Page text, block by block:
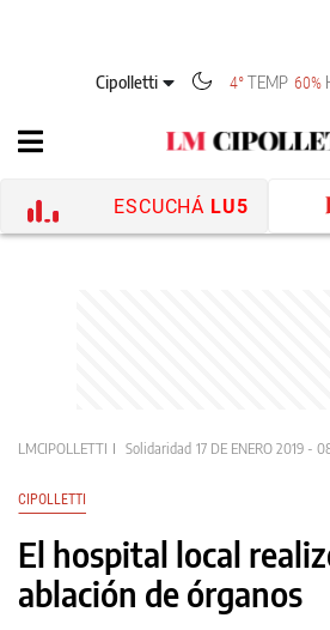
Cipolletti 4° TEMP 60%
ESCUCHÁ LU5
LMCIPOLLETTI Solidaridad 17 DE ENERO 2019 -
CIPOLLETTI
El hospital local
ablación de órganos